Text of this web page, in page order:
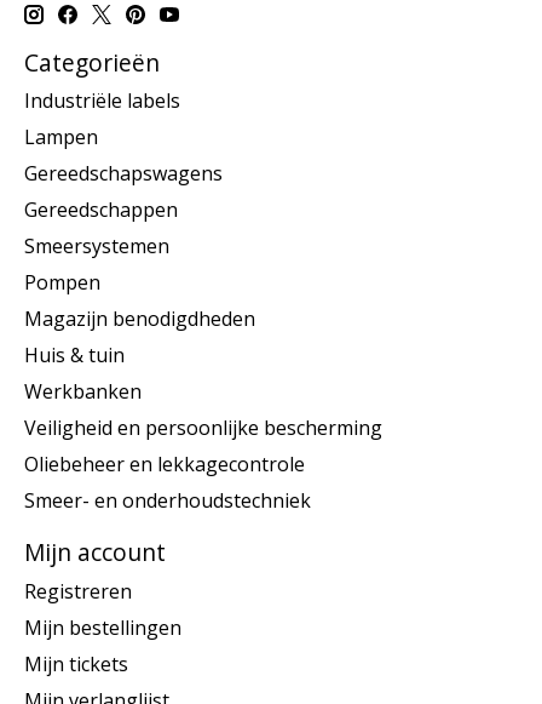
Categorieën
Industriële labels
Lampen
Gereedschapswagens
Gereedschappen
Smeersystemen
Pompen
Magazijn benodigdheden
Huis & tuin
Werkbanken
Veiligheid en persoonlijke bescherming
Oliebeheer en lekkagecontrole
Smeer- en onderhoudstechniek
Mijn account
Registreren
Mijn bestellingen
Mijn tickets